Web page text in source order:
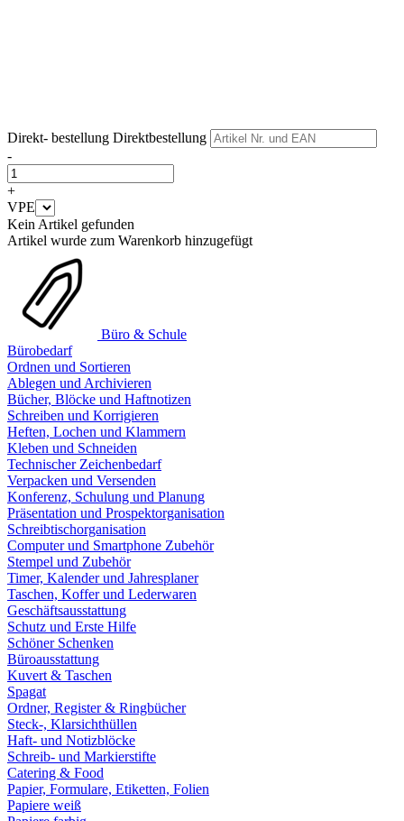
Direkt- bestellung Direktbestellung
-
+
VPE
Kein Artikel gefunden
Artikel wurde zum Warenkorb hinzugefügt
Büro & Schule
Bürobedarf
Ordnen und Sortieren
Ablegen und Archivieren
Bücher, Blöcke und Haftnotizen
Schreiben und Korrigieren
Heften, Lochen und Klammern
Kleben und Schneiden
Technischer Zeichenbedarf
Verpacken und Versenden
Konferenz, Schulung und Planung
Präsentation und Prospektorganisation
Schreibtischorganisation
Computer und Smartphone Zubehör
Stempel und Zubehör
Timer, Kalender und Jahresplaner
Taschen, Koffer und Lederwaren
Geschäftsausstattung
Schutz und Erste Hilfe
Schöner Schenken
Büroausstattung
Kuvert & Taschen
Spagat
Ordner, Register & Ringbücher
Steck-, Klarsichthüllen
Haft- und Notizblöcke
Schreib- und Markierstifte
Catering & Food
Papier, Formulare, Etiketten, Folien
Papiere weiß